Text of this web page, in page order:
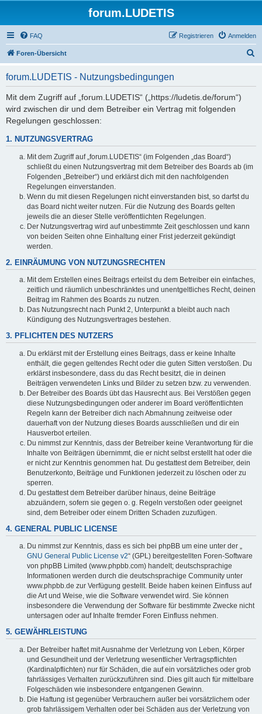
forum.LUDETIS
FAQ Anmelden
Registrieren
Foren-Übersicht
forum.LUDETIS - Nutzungsbedingungen
Mit dem Zugriff auf „forum.LUDETIS“ („https://ludetis.de/forum“)
wird zwischen dir und dem Betreiber ein Vertrag mit folgenden
Regelungen geschlossen:
1. NUTZUNGSVERTRAG
Mit dem Zugriff auf „forum.LUDETIS“ (im Folgenden „das Board“)
schließt du einen Nutzungsvertrag mit dem Betreiber des Boards ab (im
Folgenden „Betreiber“) und erklärst dich mit den nachfolgenden
Regelungen einverstanden.
Wenn du mit diesen Regelungen nicht einverstanden bist, so darfst du
das Board nicht weiter nutzen. Für die Nutzung des Boards gelten
jeweils die an dieser Stelle veröffentlichten Regelungen.
Der Nutzungsvertrag wird auf unbestimmte Zeit geschlossen und kann
von beiden Seiten ohne Einhaltung einer Frist jederzeit gekündigt
werden.
2. EINRÄUMUNG VON NUTZUNGSRECHTEN
Mit dem Erstellen eines Beitrags erteilst du dem Betreiber ein einfaches,
zeitlich und räumlich unbeschränktes und unentgeltliches Recht, deinen
Beitrag im Rahmen des Boards zu nutzen.
Das Nutzungsrecht nach Punkt 2, Unterpunkt a bleibt auch nach
Kündigung des Nutzungsvertrages bestehen.
3. PFLICHTEN DES NUTZERS
Du erklärst mit der Erstellung eines Beitrags, dass er keine Inhalte
enthält, die gegen geltendes Recht oder die guten Sitten verstoßen. Du
erklärst insbesondere, dass du das Recht besitzt, die in deinen
Beiträgen verwendeten Links und Bilder zu setzen bzw. zu verwenden.
Der Betreiber des Boards übt das Hausrecht aus. Bei Verstößen gegen
diese Nutzungsbedingungen oder anderer im Board veröffentlichten
Regeln kann der Betreiber dich nach Abmahnung zeitweise oder
dauerhaft von der Nutzung dieses Boards ausschließen und dir ein
Hausverbot erteilen.
Du nimmst zur Kenntnis, dass der Betreiber keine Verantwortung für die
Inhalte von Beiträgen übernimmt, die er nicht selbst erstellt hat oder die
er nicht zur Kenntnis genommen hat. Du gestattest dem Betreiber, dein
Benutzerkonto, Beiträge und Funktionen jederzeit zu löschen oder zu
sperren.
Du gestattest dem Betreiber darüber hinaus, deine Beiträge
abzuändern, sofern sie gegen o. g. Regeln verstoßen oder geeignet
sind, dem Betreiber oder einem Dritten Schaden zuzufügen.
4. GENERAL PUBLIC LICENSE
Du nimmst zur Kenntnis, dass es sich bei phpBB um eine unter der „
GNU General Public License v2“ (GPL) bereitgestellten Foren-Software
von phpBB Limited (www.phpbb.com) handelt; deutschsprachige
Informationen werden durch die deutschsprachige Community unter
www.phpbb.de zur Verfügung gestellt. Beide haben keinen Einfluss auf
die Art und Weise, wie die Software verwendet wird. Sie können
insbesondere die Verwendung der Software für bestimmte Zwecke nicht
untersagen oder auf Inhalte fremder Foren Einfluss nehmen.
5. GEWÄHRLEISTUNG
Der Betreiber haftet mit Ausnahme der Verletzung von Leben, Körper
und Gesundheit und der Verletzung wesentlicher Vertragspflichten
(Kardinalpflichten) nur für Schäden, die auf ein vorsätzliches oder grob
fahrlässiges Verhalten zurückzuführen sind. Dies gilt auch für mittelbare
Folgeschäden wie insbesondere entgangenen Gewinn.
Die Haftung ist gegenüber Verbrauchern außer bei vorsätzlichem oder
grob fahrlässigem Verhalten oder bei Schäden aus der Verletzung von